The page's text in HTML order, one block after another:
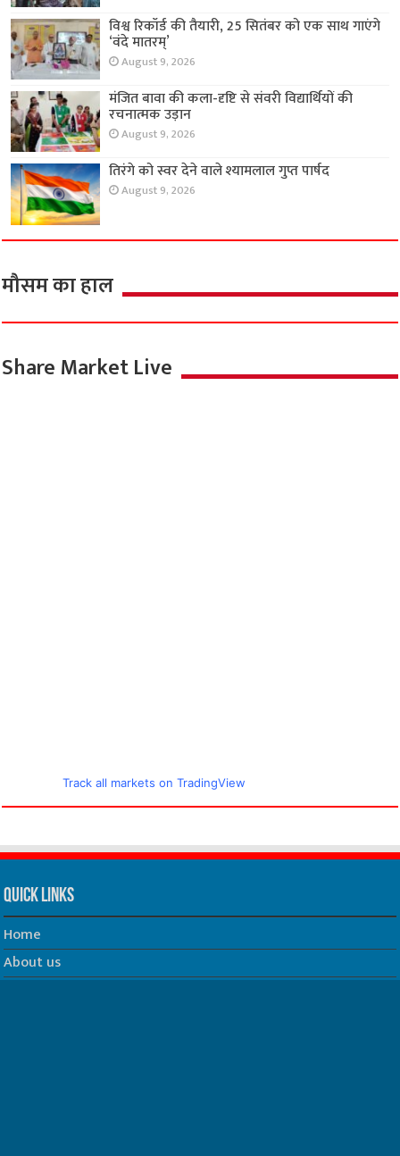
विश्व रिकॉर्ड की तैयारी, 25 सितंबर को एक साथ गाएंगे
‘वंदे मातरम्’
August 9, 2026
मंजित बावा की कला-दृष्टि से संवरी विद्यार्थियों की
रचनात्मक उड़ान
August 9, 2026
तिरंगे को स्वर देने वाले श्यामलाल गुप्त पार्षद
August 9, 2026
मौसम का हाल
Share Market Live
Track all markets on TradingView
Quick Links
Home
About us